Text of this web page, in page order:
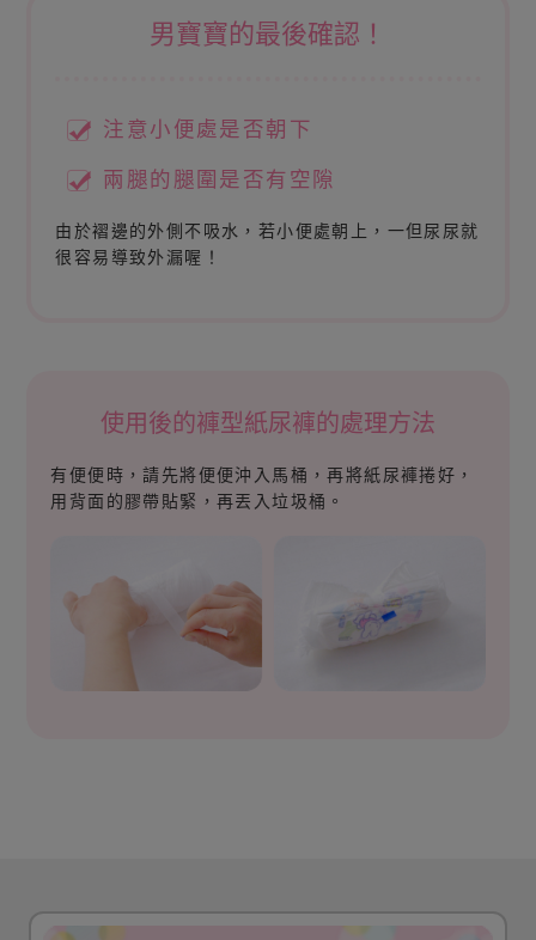
男寶寶的最後確認！
注意小便處是否朝下
兩腿的腿圍是否有空隙
由於褶邊的外側不吸水，若小便處朝上，一但尿尿就
很容易導致外漏喔！
使用後的褲型紙尿褲的處理方法
有便便時，請先將便便沖入馬桶，再將紙尿褲捲好，
用背面的膠帶貼緊，再丟入垃圾桶。